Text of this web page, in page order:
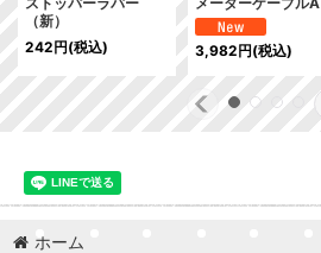
（新）
242円(税込) 3,982円(税込)
ホーム